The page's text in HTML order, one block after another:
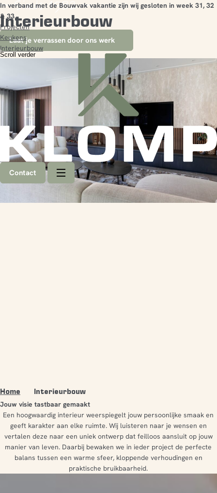
In verband met de Bouwvak vakantie zijn wij gesloten in week 31, 32
& 33.
Projecten
Keukens
Interieurbouw
Contact
Interieurbouw
Laat je verrassen door ons werk
Scroll verder
Home
Interieurbouw
Jouw visie tastbaar gemaakt
Een hoogwaardig interieur weerspiegelt jouw persoonlijke smaak en
geeft karakter aan elke ruimte. Wij luisteren naar je wensen en
vertalen deze naar een uniek ontwerp dat feilloos aansluit op jouw
manier van leven. Daarbij bewaken we in ieder project de perfecte
balans tussen een warme sfeer, kloppende verhoudingen en
praktische bruikbaarheid.